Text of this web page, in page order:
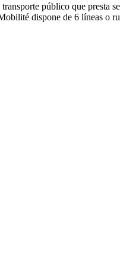
público que presta
dispone de 6 líneas o